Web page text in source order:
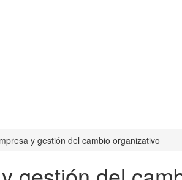
y gestión del cambio organizativo